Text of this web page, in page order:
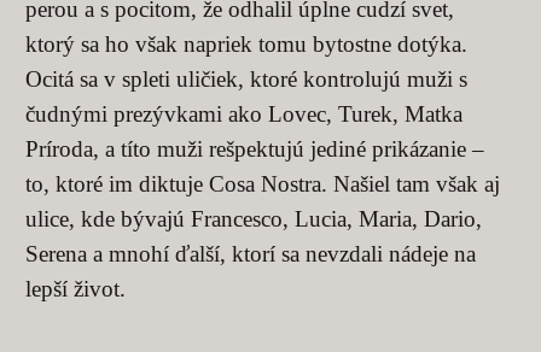
perou a s pocitom, že odhalil úplne cudzí svet,
ktorý sa ho však napriek tomu bytostne dotýka.
Ocitá sa v spleti uličiek, ktoré kontrolujú muži s
čudnými prezývkami ako Lovec, Turek, Matka
Príroda, a títo muži rešpektujú jediné prikázanie –
to, ktoré im diktuje Cosa Nostra. Našiel tam však aj
ulice, kde bývajú Francesco, Lucia, Maria, Dario,
Serena a mnohí ďalší, ktorí sa nevzdali nádeje na
lepší život.